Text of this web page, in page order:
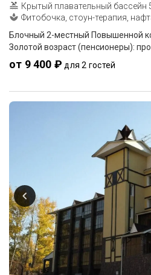
Крытый плавательный бассейн
Фитобочка, стоун-терапия,
Блочный 2-местный Повышенной
от 9 400 ₽ для 2 гостей